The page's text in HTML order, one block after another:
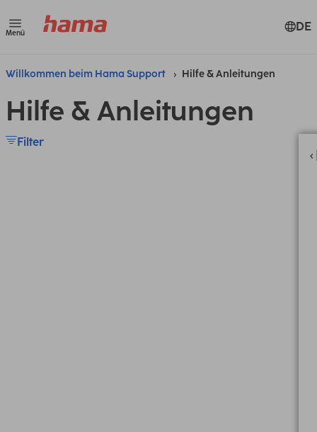
Menü DE
Willkommen beim Hama Support Hilfe & Anleitungen
Hilfe & Anleitungen
Filter